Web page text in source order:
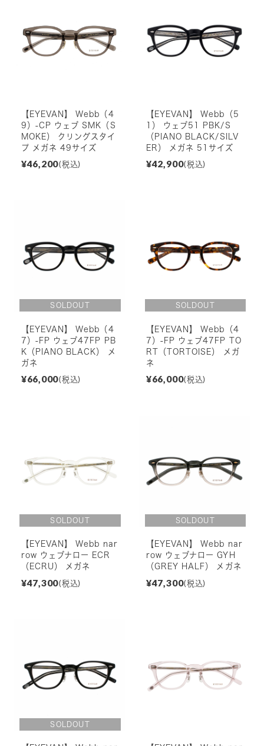
【EYEVAN】 Webb（4
9）-CP ウェブ SMK（S
MOKE） クリングスタイ
プ メガネ 49サイズ
¥46,200(税込)
【EYEVAN】 Webb（5
1） ウェブ51 PBK/S
（PIANO BLACK/SILV
ER） メガネ 51サイズ
¥42,900(税込)
【EYEVAN】 Webb（4
7）-FP ウェブ47FP PB
K（PIANO BLACK） メ
ガネ
¥66,000(税込)
【EYEVAN】 Webb（4
7）-FP ウェブ47FP TO
RT（TORTOISE） メガ
ネ
¥66,000(税込)
【EYEVAN】 Webb nar
row ウェブナロー ECR
（ECRU） メガネ
¥47,300(税込)
【EYEVAN】 Webb nar
row ウェブナロー GYH
（GREY HALF） メガネ
¥47,300(税込)